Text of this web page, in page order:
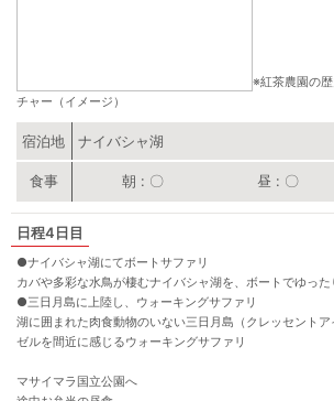
※紅茶農園の
チャー（イメージ）
宿泊地 ナイバシャ湖
朝 〇 昼 〇
4日目
●ナイバシャ湖にてボートサファリ
カバや多彩な水鳥が棲むナイバシャ湖を、ボートでゆった
●三日月島に上陸し、ウォーキングサファリ
湖に囲まれた肉食動物のいない三日月島（クレッセント
ゼルを間近に感じるウォーキングサファリ
マサイマラ国立公園へ